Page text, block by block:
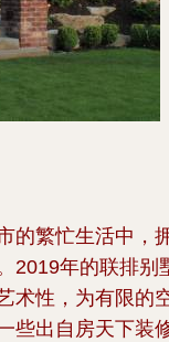
的繁忙生活中，
2019年的联排别
术性，为有限的
些出自房天下装